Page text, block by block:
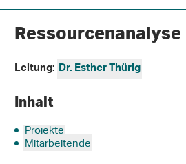
Ressourcenanalyse
Leitung: Dr. Esther Thürig
Inhalt
Projekte
Mitarbeitende